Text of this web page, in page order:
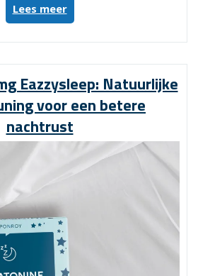
Lees meer“Ontdek
de
Voordelen
Sleepzz
5
mg
voor
Betere
Eazzysleep: Natuurlijke
voor een betere
nachtrust